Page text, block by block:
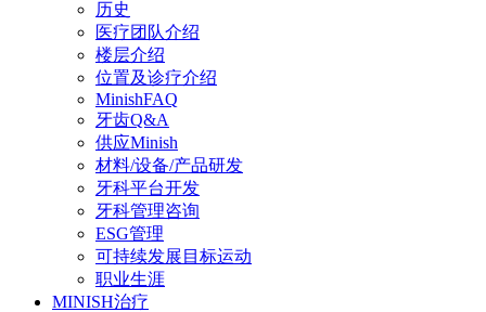
历史
医疗团队介绍
楼层介绍
位置及诊疗介绍
MinishFAQ
牙齿Q&A
供应Minish
材料/设备/产品研发
牙科平台开发
牙科管理咨询
ESG管理
可持续发展目标运动
职业生涯
MINISH治疗